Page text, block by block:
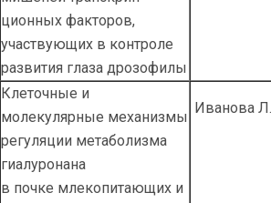
ционных факторов,
участвующих в контро­ле
развития глаза дрозофилы
Клеточные и
молекулярные механизмы
регуляции метаболизма
гиалуронана
в почке млекопитающих и
Иванова